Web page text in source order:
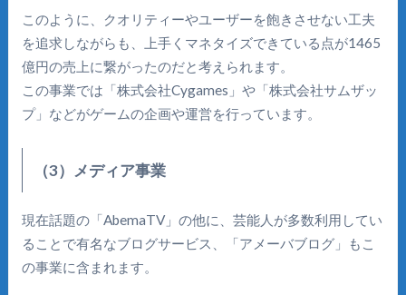
このように、クオリティーやユーザーを飽きさせない工夫
を追求しながらも、上手くマネタイズできている点が1465
億円の売上に繋がったのだと考えられます。
この事業では「株式会社Cygames」や「株式会社サムザッ
プ」などがゲームの企画や運営を行っています。
（3）メディア事業
現在話題の「AbemaTV」の他に、芸能人が多数利用してい
ることで有名なブログサービス、「アメーバブログ」もこ
の事業に含まれます。